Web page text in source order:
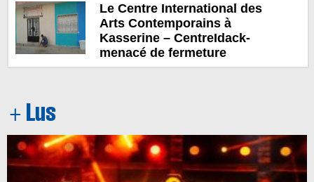
Le Centre International des
Arts Contemporains à
Kasserine – CentreIdack-
menacé de fermeture